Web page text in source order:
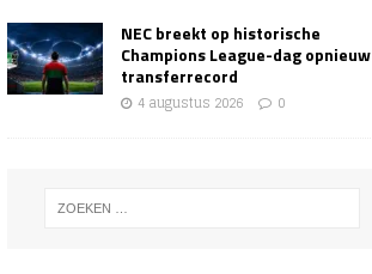
NEC breekt op historische
Champions League-dag opnieuw
transferrecord
4 augustus 2026 0